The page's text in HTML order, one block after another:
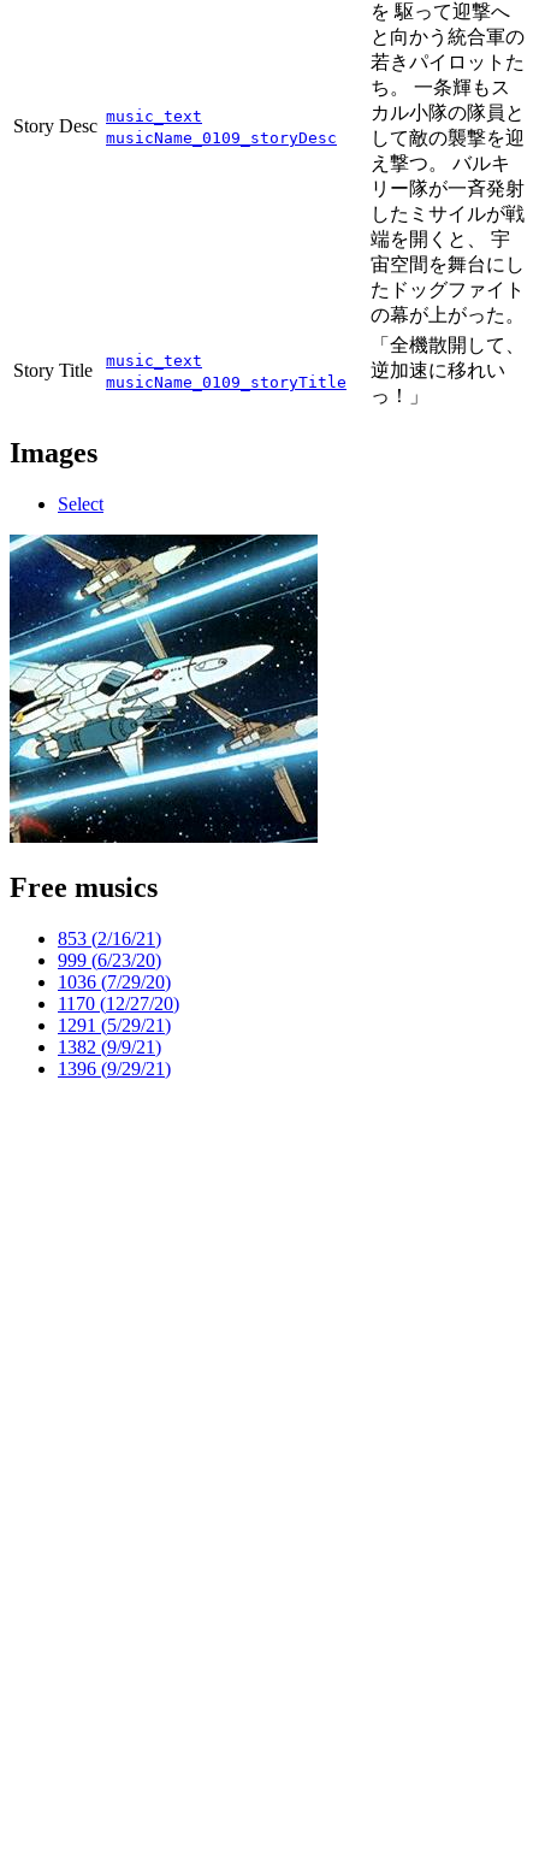
Story Desc music_text
musicName_0109_storyDesc
を 駆って迎撃へ
と向かう統合軍の
若きパイロットた
ち。 一条輝もス
カル小隊の隊員と
して敵の襲撃を迎
え撃つ。 バルキ
リー隊が一斉発射
したミサイルが戦
端を開くと、 宇
宙空間を舞台にし
たドッグファイト
の幕が上がった。
Story Title
music_text
musicName_0109_storyTitle
「全機散開して、
逆加速に移れい
っ！」
Images
Select
Free musics
853 (2/16/21)
999 (6/23/20)
1036 (7/29/20)
1170 (12/27/20)
1291 (5/29/21)
1382 (9/9/21)
1396 (9/29/21)